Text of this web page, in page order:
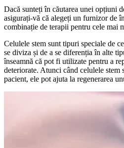
Dacă sunteți în căutarea unei opțiuni
asigurați-vă că alegeți un furnizor de
combinație de terapii pentru cele mai
Celulele stem sunt tipuri speciale de
se diviza și de a se diferenția în alte
înseamnă că pot fi utilizate pentru a
deteriorate. Atunci când celulele stem
pacient, ele pot ajuta la regenerarea